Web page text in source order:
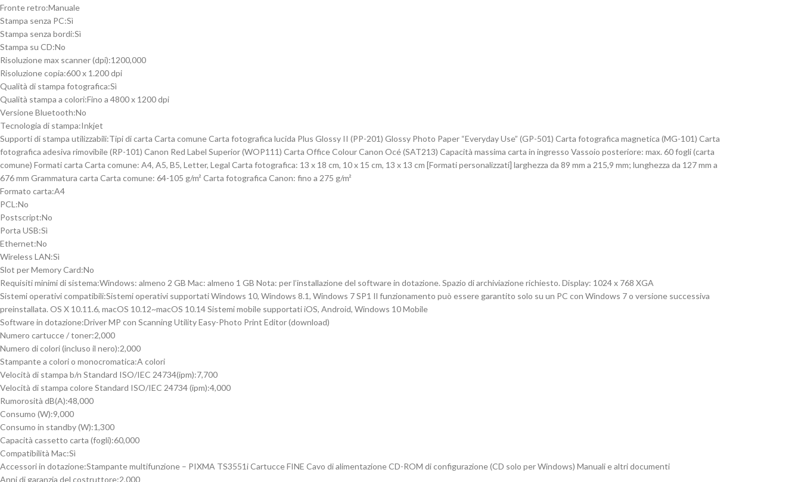
Fronte retro:Manuale
Stampa senza PC:Sì
Stampa senza bordi:Sì
Stampa su CD:No
Risoluzione max scanner (dpi):1200,000
Risoluzione copia:600 x 1.200 dpi
Qualità di stampa fotografica:Sì
Qualità stampa a colori:Fino a 4800 x 1200 dpi
Versione Bluetooth:No
Tecnologia di stampa:Inkjet
Supporti di stampa utilizzabili:Tipi di carta Carta comune Carta fotografica lucida Plus Glossy II (PP-201) Glossy Photo Paper “Everyday Use” (GP-501) Carta fotografica magnetica (MG-101) Carta
fotografica adesiva rimovibile (RP-101) Canon Red Label Superior (WOP111) Carta Office Colour Canon Océ (SAT213) Capacità massima carta in ingresso Vassoio posteriore: max. 60 fogli (carta
comune) Formati carta Carta comune: A4, A5, B5, Letter, Legal Carta fotografica: 13 x 18 cm, 10 x 15 cm, 13 x 13 cm [Formati personalizzati] larghezza da 89 mm a 215,9 mm; lunghezza da 127 mm a
676 mm Grammatura carta Carta comune: 64-105 g/m² Carta fotografica Canon: fino a 275 g/m²
Formato carta:A4
PCL:No
Postscript:No
Porta USB:Sì
Ethernet:No
Wireless LAN:Sì
Slot per Memory Card:No
Requisiti minimi di sistema:Windows: almeno 2 GB Mac: almeno 1 GB Nota: per l’installazione del software in dotazione. Spazio di archiviazione richiesto. Display: 1024 x 768 XGA
Sistemi operativi compatibili:Sistemi operativi supportati Windows 10, Windows 8.1, Windows 7 SP1 Il funzionamento può essere garantito solo su un PC con Windows 7 o versione successiva
preinstallata. OS X 10.11.6, macOS 10.12~macOS 10.14 Sistemi mobile supportati iOS, Android, Windows 10 Mobile
Software in dotazione:Driver MP con Scanning Utility Easy-Photo Print Editor (download)
Numero cartucce / toner:2,000
Numero di colori (incluso il nero):2,000
Stampante a colori o monocromatica:A colori
Velocità di stampa b/n Standard ISO/IEC 24734(ipm):7,700
Velocità di stampa colore Standard ISO/IEC 24734 (ipm):4,000
Rumorosità dB(A):48,000
Consumo (W):9,000
Consumo in standby (W):1,300
Capacità cassetto carta (fogli):60,000
Compatibilità Mac:Sì
Accessori in dotazione:Stampante multifunzione – PIXMA TS3551i Cartucce FINE Cavo di alimentazione CD-ROM di configurazione (CD solo per Windows) Manuali e altri documenti
Anni di garanzia del costruttore:2,000